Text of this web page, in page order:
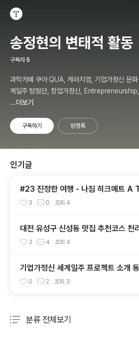
송정현의 변태적 활동
구독자 5
과학카페 쿠아 QUA, 게러지엠, 기업가정신 문화
계일주 탐험단, 창업가정신, Entrepreneurship,
칼럼, 저자, 강사, 송정현, Budher Song
...더보기
구독하기 방명록
인기글
#23 진정한 여행 - 나짐 히크메트 A True
Travel - Nazim Hikmet - 기업가정
3 0 조회 4
대전 유성구 신성동 맛집 추천코스 천
대국밥) - 카페쿠아(커피)
3 4 조회 4
기업가정신 세계일주 프로젝트 소개
0 2 조회 3
분류 전체보기